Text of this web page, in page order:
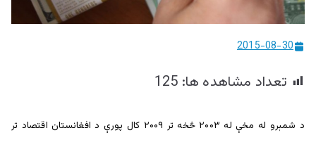
ییزو څېړنو
2015-08-30
تعداد مشاهده ها: 125
د شمېرو له مخې له ۲۰۰۳ څخه تر ۲۰۰۹ کال پورې د افغانستان اقتصاد تر